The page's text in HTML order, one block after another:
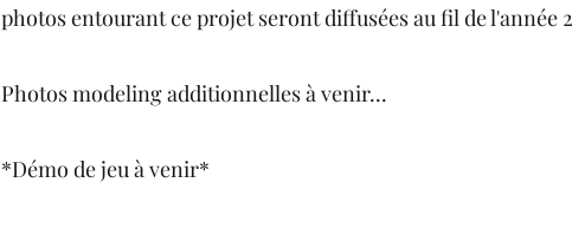
photos entourant ce projet seront diffusées au fil de l'année
Photos modeling additionnelles à venir...
*Démo de jeu à venir*